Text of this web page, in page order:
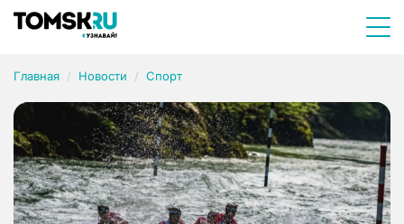
Главная Новости Спорт